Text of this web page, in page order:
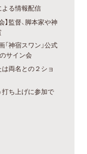
よる情報配信
】監督、脚本家や神
神宿スワン」公式
サイン会
は両名との２ショ
打ち上げに参加で